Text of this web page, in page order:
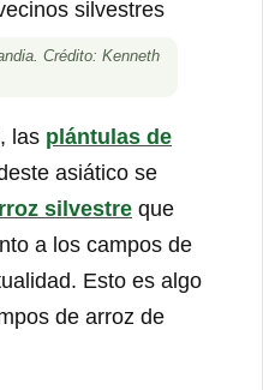
Crédito: Kenneth
las plántulas de
asiático se
silvestre que
a los campos de
Esto es algo
de arroz de